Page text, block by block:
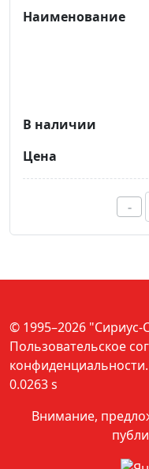
-
© 1995–2026
Пользовательское
конфиденциальности
0.0263 s
Внимание,